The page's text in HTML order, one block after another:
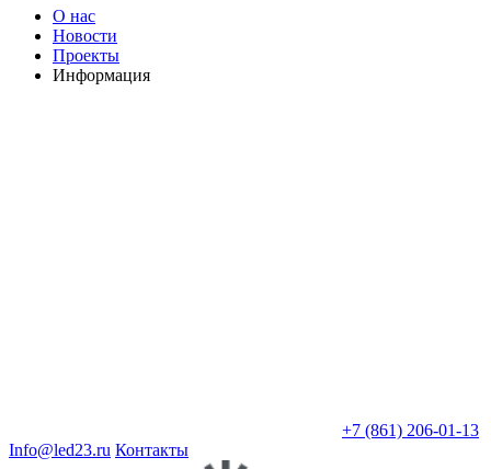
О нас
Новости
Проекты
Информация
+7 (861) 206-01-13
Info@led23.ru Контакты